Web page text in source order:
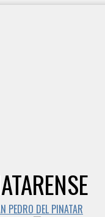
PEDRO DEL PINATAR